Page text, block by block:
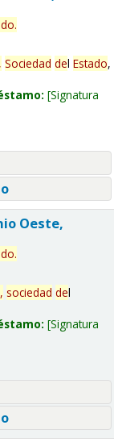
.
Sociedad del Estado,
Signatura
Oeste,
.
sociedad del
Signatura